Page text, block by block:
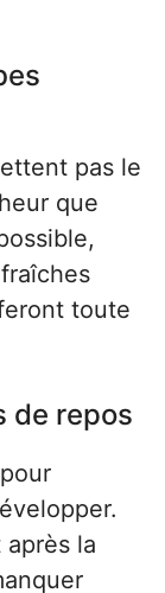
pas le
que
toute
de repos
la